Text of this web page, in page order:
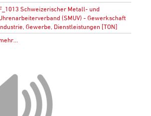
Schweizerischer Metall- und
(SMUV) - Gewerkschaft
Gewerbe, Dienstleistungen [TON]